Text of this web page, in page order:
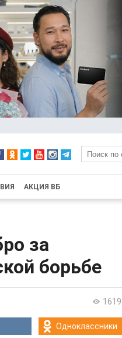
АКЦИЯ ВБ
за
борьбе
1619
Одноклассники